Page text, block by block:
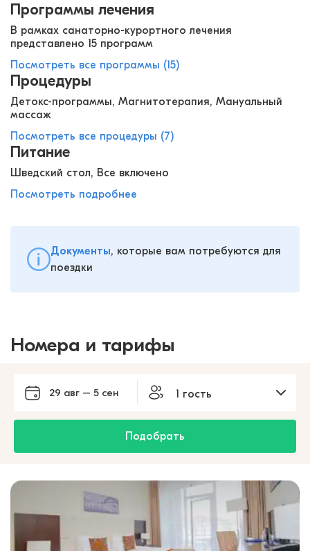
Программы лечения
В рамках санаторно-курортного лечения
представлено 15 программ
Посмотреть все программы (15)
Процедуры
Детокс-программы, Магнитотерапия, Мануальный
массаж
Посмотреть все процедуры (7)
Питание
Шведский стол, Все включено
Посмотреть подробнее
Документы, которые вам потребуются для
поездки
Номера и тарифы
29 авг – 5 сен 1 гость
Подобрать